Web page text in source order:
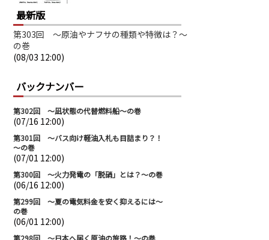
最新版
第303回 ～原油やナフサの種類や特徴は？～
の巻
(08/03 12:00)
バックナンバー
第302回 ～凪状態の代替燃料船～の巻
(07/16 12:00)
第301回 ～バス向け軽油入札も目詰まり？！
～の巻
(07/01 12:00)
第300回 ～火力発電の「脱硝」とは？～の巻
(06/16 12:00)
第299回 ～夏の電気料金を安く抑えるには～
の巻
(06/01 12:00)
第298回 ～日本へ届く原油の旅路！～の巻